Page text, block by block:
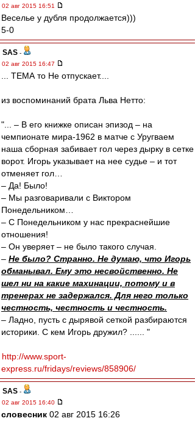
02 авг 2015 16:51
Веселье у дубля продолжается)))
5-0
SAS -
02 авг 2015 16:47
... ТЕМА то Не отпускает....
из воспоминаний брата Льва Нетто:
"... – В его книжке описан эпизод – на
чемпионате мира-1962 в матче с Уругваем
наша сборная забивает гол через дырку в сетке
ворот. Игорь указывает на нее судье – и тот
отменяет гол…
– Да! Было!
– Мы разговаривали с Виктором
Понедельником…
– С Понедельником у нас прекраснейшие
отношения!
– Он уверяет – не было такого случая.
– Не было? Странно. Не думаю, что Игорь
обманывал. Ему это несвойственно. Не
шел ни на какие махинации, потому и в
тренерах не задержался. Для него только
честность, честность и честность.
– Ладно, пусть с дырявой сеткой разбираются
историки. С кем Игорь дружил? ...... "
http://www.sport-
express.ru/fridays/reviews/858906/
SAS -
02 авг 2015 16:40
словесник 02 авг 2015 16:26